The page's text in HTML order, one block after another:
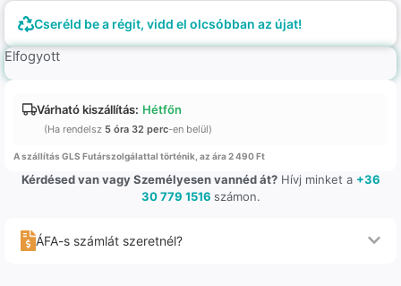
Cseréld be a régit, vidd el olcsóbban az újat!
Elfogyott
Várható kiszállítás: Hétfőn
(Ha rendelsz 5 óra 32 perc-en belül)
A szállítás GLS Futárszolgálattal történik, az ára 2 490 Ft
Kérdésed van vagy Személyesen vannéd át?Hívj minket a +36
30 779 1516 számon.
ÁFA-s számlát szeretnél?